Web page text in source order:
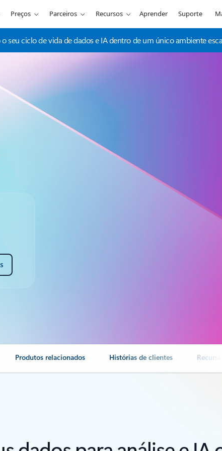
Preços Parceiros Recursos Aprender Suporte
seu ciclo de vida de dados e IA dentro de um único ambiente
Produtos relacionados Histórias de clientes Recursos